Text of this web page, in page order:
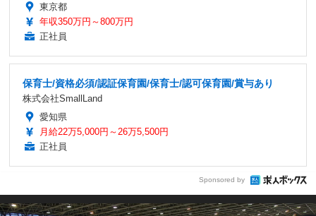
東京都
年収350万円～800万円
正社員
保育士/資格必須/認証保育園/保育士/認可保育園/賞与あり
株式会社SmallLand
愛知県
月給22万5,000円～26万5,500円
正社員
Sponsored by